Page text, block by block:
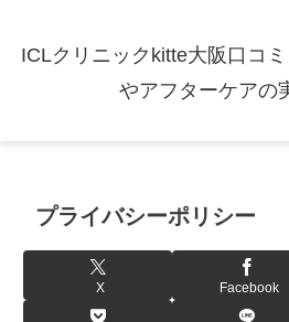
ICLクリニックkitte大阪口コ
やアフターケアの
プライバシーポリシー
X Facebook